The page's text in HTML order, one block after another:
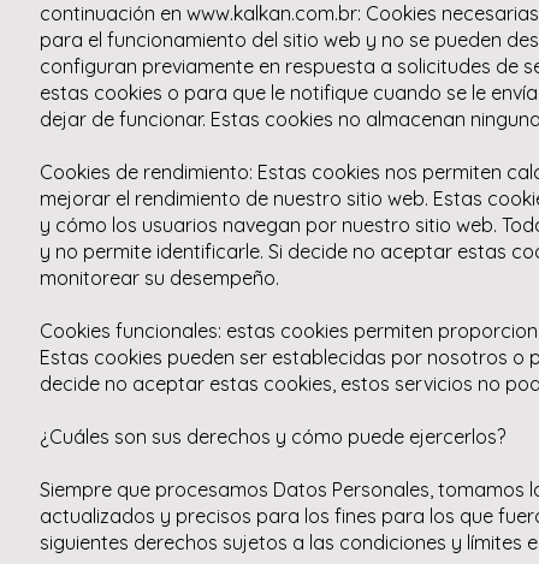
continuación en www.kalkan.com.br: Cookies
para el funcionamiento del sitio web y no se pueden
configuran previamente en respuesta a solicitudes de
estas cookies o para que le notifique cuando se le
dejar de funcionar. Estas cookies no almacenan
Cookies de rendimiento: Estas cookies nos permiten
mejorar el rendimiento de nuestro sitio web. Estas
y cómo los usuarios navegan por nuestro sitio web.
y no permite identificarle. Si decide no aceptar estas
monitorear su desempeño.
Cookies funcionales: estas cookies permiten
Estas cookies pueden ser establecidas por nosotros
decide no aceptar estas cookies, estos servicios no
¿Cuáles son sus derechos y cómo puede ejercerlos?
Siempre que procesamos Datos Personales,
actualizados y precisos para los fines para los que
siguientes derechos sujetos a las condiciones y límites